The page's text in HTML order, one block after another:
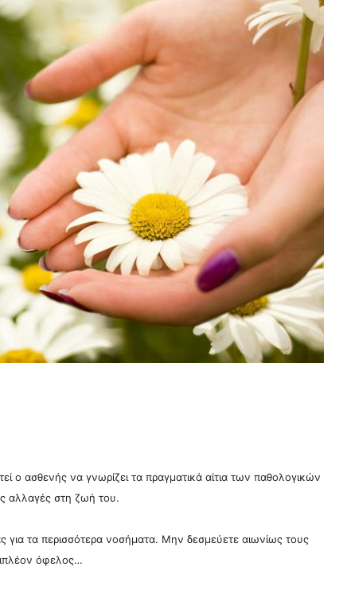
ο ασθενής να γνωρίζει τα πραγματικά αίτια των παθολογικών
αλλαγές στη ζωή του.
για τα περισσότερα νοσήματα. Μην δεσμεύετε αιωνίως τους
όφελος…